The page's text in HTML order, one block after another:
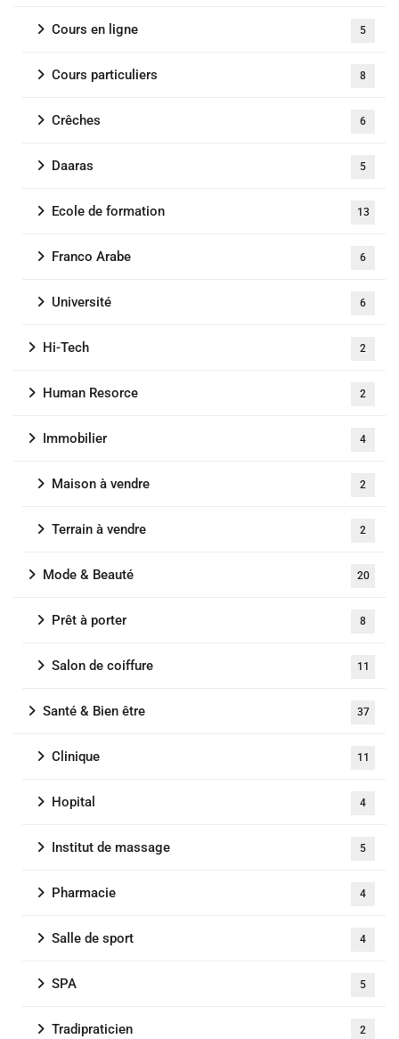
Cours en ligne 5
Cours particuliers 8
Crêches 6
Daaras 5
Ecole de formation 13
Franco Arabe 6
Université 6
Hi-Tech 2
Human Resorce 2
Immobilier 4
Maison à vendre 2
Terrain à vendre 2
Mode & Beauté 20
Prêt à porter 8
Salon de coiffure 11
Santé & Bien être 37
Clinique 11
Hopital 4
Institut de massage 5
Pharmacie 4
Salle de sport 4
SPA 5
Tradipraticien 2